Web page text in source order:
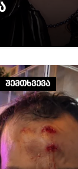
შემთხვევა